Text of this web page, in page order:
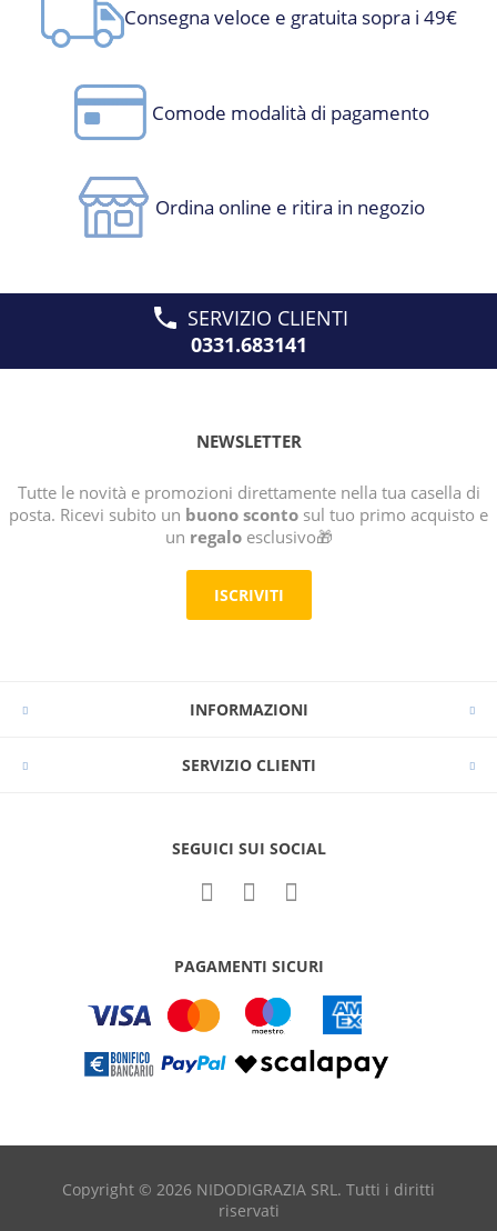
Consegna veloce e gratuita sopra i 49€
Comode modalità di pagamento
Ordina online e ritira in negozio
SERVIZIO CLIENTI
0331.683141
NEWSLETTER
Tutte le novità e promozioni direttamente nella tua casella di
posta. Ricevi subito un buono sconto sul tuo primo acquisto e
un regaloesclusivo🎁
ISCRIVITI
INFORMAZIONI
SERVIZIO CLIENTI
SEGUICI SUI SOCIAL
PAGAMENTI SICURI
Copyright © 2026 NIDODIGRAZIA SRL. Tutti i diritti
riservati